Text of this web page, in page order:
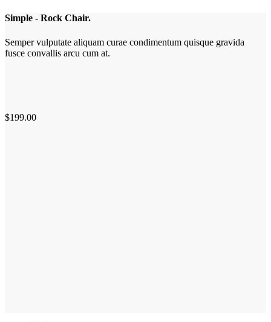
Simple - Rock Chair.
Semper vulputate aliquam curae condimentum quisque gravida
fusce convallis arcu cum at.
$199.00